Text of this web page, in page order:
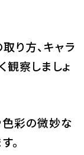
り方、キャラ
察しましょ
色彩の微妙な
。